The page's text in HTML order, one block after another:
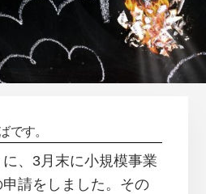
です。
、3月末に小規模事業
請をしました。その